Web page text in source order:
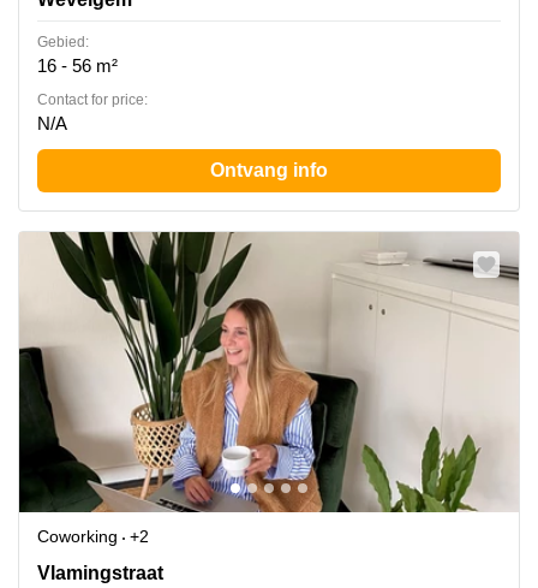
Gebied:
16 - 56 m²
Contact for price:
N/A
Ontvang info
Coworking
+2
Vlamingstraat 4, Wevelgem
Vlamingstraat